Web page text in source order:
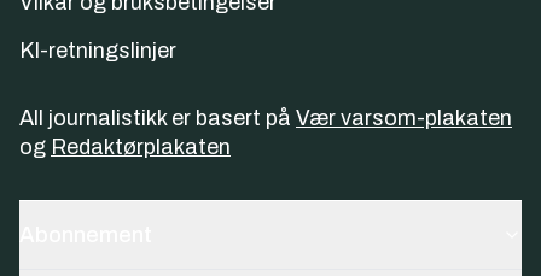
KI-retningslinjer
All journalistikk er basert på Vær varsom-plakaten
og Redaktørplakaten